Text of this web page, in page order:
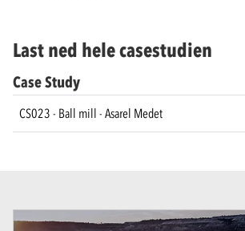
Last ned hele casestudien
Case Study
CS023 - Ball mill - Asarel Medet